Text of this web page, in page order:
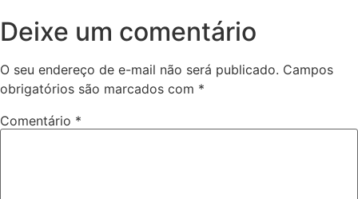
Deixe um comentário
O seu endereço de e-mail não será publicado. Campos
obrigatórios são marcados com *
Comentário *